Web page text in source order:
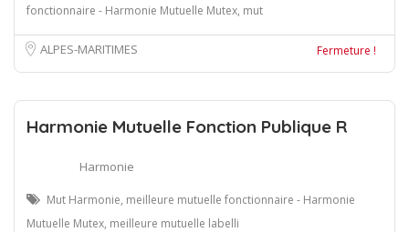
fonctionnaire - Harmonie Mutuelle Mutex, mut
ALPES-MARITIMES Fermeture !
Harmonie Mutuelle Fonction Publique R
Harmonie
Mut Harmonie, meilleure mutuelle fonctionnaire - Harmonie
Mutuelle Mutex, meilleure mutuelle labelli